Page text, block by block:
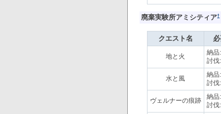
廃棄実験所アミシティア†
クエスト名
地と火
納品
討伐
水と風
納品
討伐
ヴェルナーの痕跡
納品
討伐